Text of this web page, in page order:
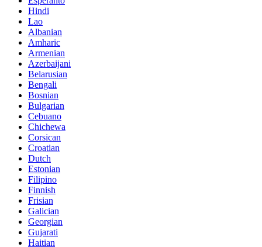
Hindi
Lao
Albanian
Amharic
Armenian
Azerbaijani
Belarusian
Bengali
Bosnian
Bulgarian
Cebuano
Chichewa
Corsican
Croatian
Dutch
Estonian
Filipino
Finnish
Frisian
Galician
Georgian
Gujarati
Haitian